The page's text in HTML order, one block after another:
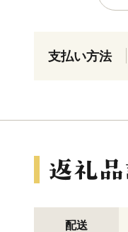
支払い方法
配送